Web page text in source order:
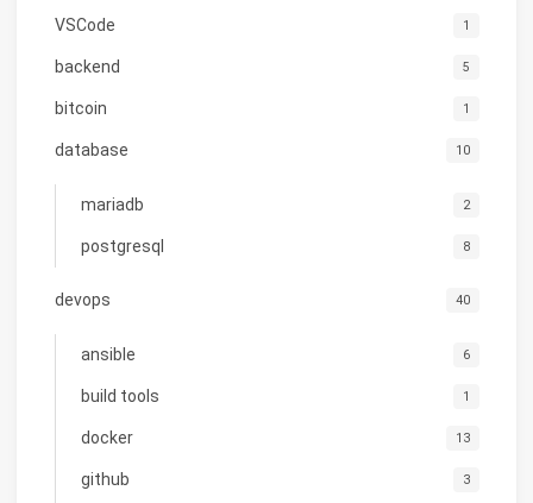
VSCode 1
backend 5
bitcoin 1
database 10
mariadb 2
postgresql 8
devops 40
ansible 6
build tools 1
docker 13
github 3